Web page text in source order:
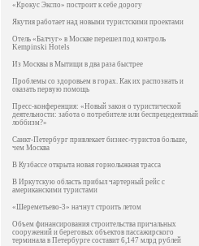
«Крокус Экспо» построит к себе дорогу
Якутия работает над новыми туристскими проектами
Отель «Балчуг» в Москве перешел под контроль
Kempinski Hotels
Из Москвы в Мытищи в два раза быстрее
Проблемы со здоровьем в горах. Как их распознать и
оказать первую помощь
Пресс-конференция: «Новый закон о туристической
деятельности: забота о потребителе или беспрецедентный
лоббизм?»
Санкт-Петербург привлекает бизнес-туристов больше,
чем Москва
В Кузбассе открыта новая горнолыжная трасса
В Иркутскую область прибыл чартерный рейс с
американскими туристами
«Шереметьево-3» начнут строить летом
Объем финансирования строительства причальных
сооружений и береговых объектов пассажирского
терминала в Петербурге составит 6,147 млрд рублей